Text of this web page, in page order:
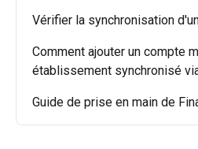
Vérifier la synchronisation
Comment ajouter un compte
établissement synchronisé
Guide de prise en main de